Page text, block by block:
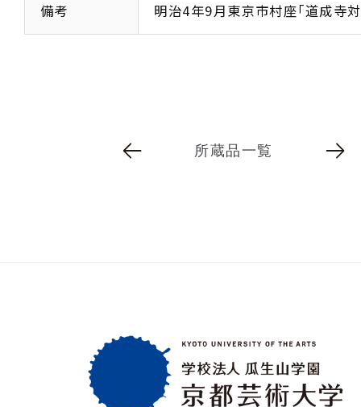
備考 明治4年9月東京市村座「道成寺
所蔵品一覧